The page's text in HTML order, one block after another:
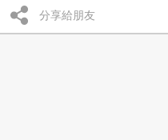
分享給朋友